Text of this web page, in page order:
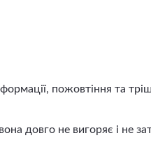
пожовтіння та
довго не вигоряє і не